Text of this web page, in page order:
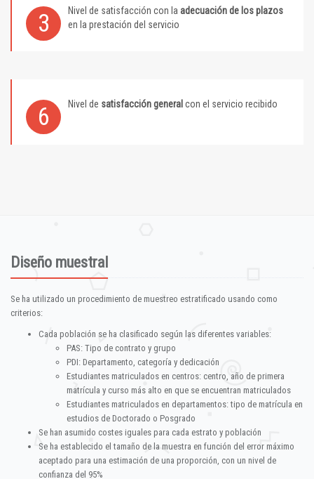
3 Nivel de satisfacción con la adecuación de los plazos
en la prestación del servicio
6 Nivel de satisfacción general con el servicio recibido
Diseño muestral
Se ha utilizado un procedimiento de muestreo estratificado usando como
criterios:
Cada población se ha clasificado según las diferentes variables:
PAS: Tipo de contrato y grupo
PDI: Departamento, categoría y dedicación
Estudiantes matriculados en centros: centro, año de primera
matrícula y curso más alto en que se encuentran matriculados
Estudiantes matriculados en departamentos: tipo de matrícula en
estudios de Doctorado o Posgrado
Se han asumido costes iguales para cada estrato y población
Se ha establecido el tamaño de la muestra en función del error máximo
aceptado para una estimación de una proporción, con un nivel de
confianza del 95%